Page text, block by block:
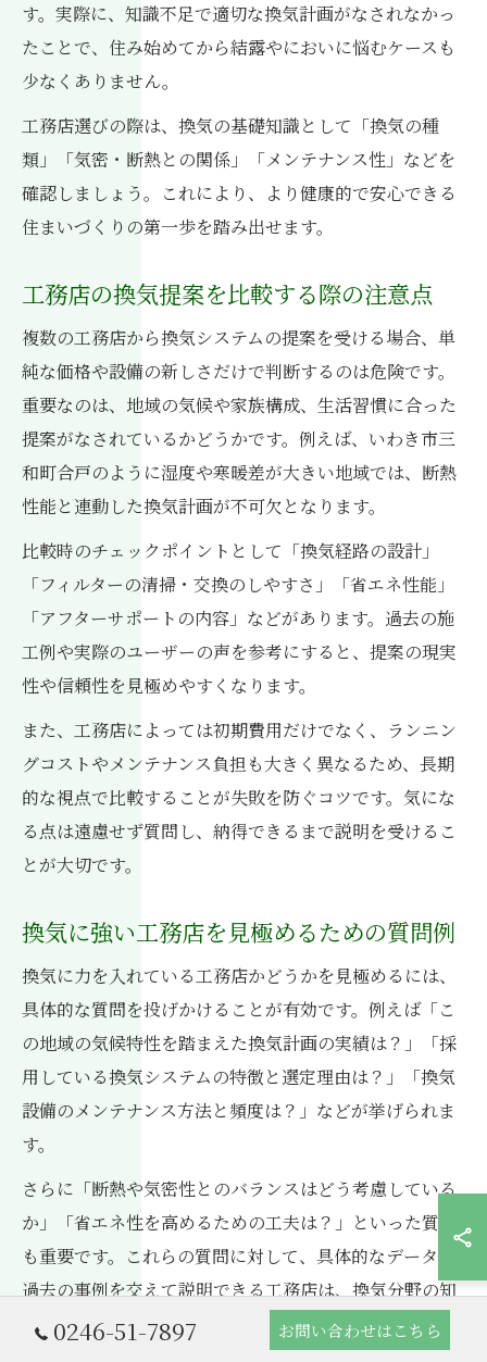
す。実際に、知識不足で適切な換気計画がなされなかっ
たことで、住み始めてから結露やにおいに悩むケースも
少なくありません。
工務店選びの際は、換気の基礎知識として「換気の種
類」「気密・断熱との関係」「メンテナンス性」などを
確認しましょう。これにより、より健康的で安心できる
住まいづくりの第一歩を踏み出せます。
工務店の換気提案を比較する際の注意点
複数の工務店から換気システムの提案を受ける場合、単
純な価格や設備の新しさだけで判断するのは危険です。
重要なのは、地域の気候や家族構成、生活習慣に合った
提案がなされているかどうかです。例えば、いわき市三
和町合戸のように湿度や寒暖差が大きい地域では、断熱
性能と連動した換気計画が不可欠となります。
比較時のチェックポイントとして「換気経路の設計」
「フィルターの清掃・交換のしやすさ」「省エネ性能」
「アフターサポートの内容」などがあります。過去の施
工例や実際のユーザーの声を参考にすると、提案の現実
性や信頼性を見極めやすくなります。
また、工務店によっては初期費用だけでなく、ランニン
グコストやメンテナンス負担も大きく異なるため、長期
的な視点で比較することが失敗を防ぐコツです。気にな
る点は遠慮せず質問し、納得できるまで説明を受けるこ
とが大切です。
換気に強い工務店を見極めるための質問例
換気に力を入れている工務店かどうかを見極めるには、
具体的な質問を投げかけることが有効です。例えば「こ
の地域の気候特性を踏まえた換気計画の実績は？」「採
用している換気システムの特徴と選定理由は？」「換気
設備のメンテナンス方法と頻度は？」などが挙げられま
す。
さらに「断熱や気密性とのバランスはどう考慮している
か」「省エネ性を高めるための工夫は？」といった質問
も重要です。これらの質問に対して、具体的なデータや
過去の事例を交えて説明できる工務店は、換気分野の知
見と実績が豊富と判断できます。
0246-51-7897 お問い合わせはこちら